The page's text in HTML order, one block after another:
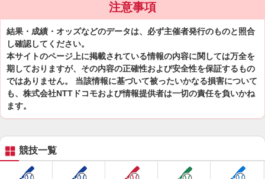
注意事項
結果・成績・オッズなどのデータは、必ず主催者発行のものと照合
し確認してください。
本サイトのページ上に掲載されている情報の内容に関しては万全を
期しておりますが、その内容の正確性および安全性を保証するもの
ではありません。 当該情報に基づいて被ったいかなる損害について
も、株式会社NTTドコモおよび情報提供者は一切の責任を負いかね
ます。
競技一覧